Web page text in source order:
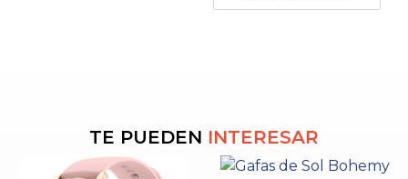
TE PUEDEN INTERESAR